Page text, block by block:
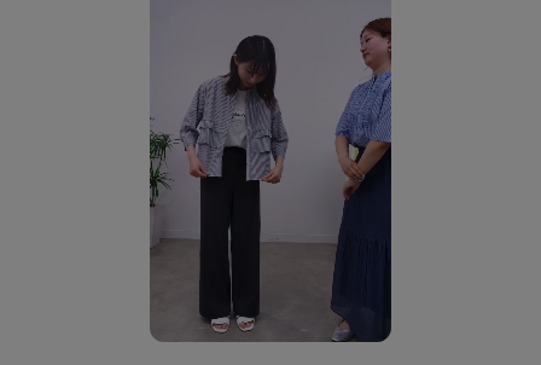
※この製品は、吸汗速乾効果のある素材を使用しています。この効果は永久
※この製品は、太陽光線中の紫外線（UV）を通しにくくします。この効果は
永久的ではありません。